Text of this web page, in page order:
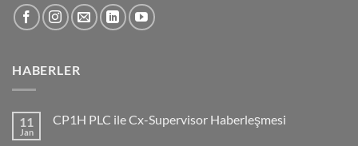
HABERLER
11
Jan
CP1H PLC ile Cx-Supervisor Haberleşmesi